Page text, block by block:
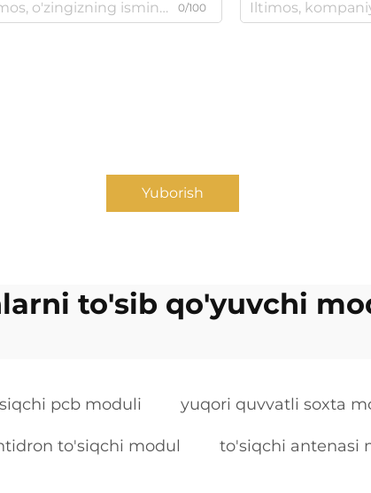
0/100
Yuborish
to'sib qo'yuvchi
pcb moduli yuqori quvvatli soxta
to'siqchi modul to'siqchi antenasi